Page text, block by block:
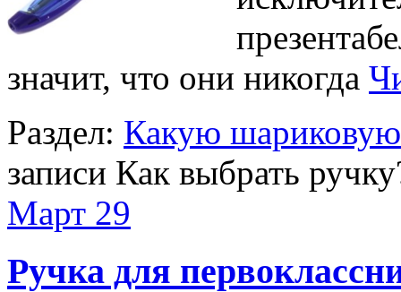
значит, что они никогда
Раздел: Какую
записи Как выбрать
Март 29
Ручка для